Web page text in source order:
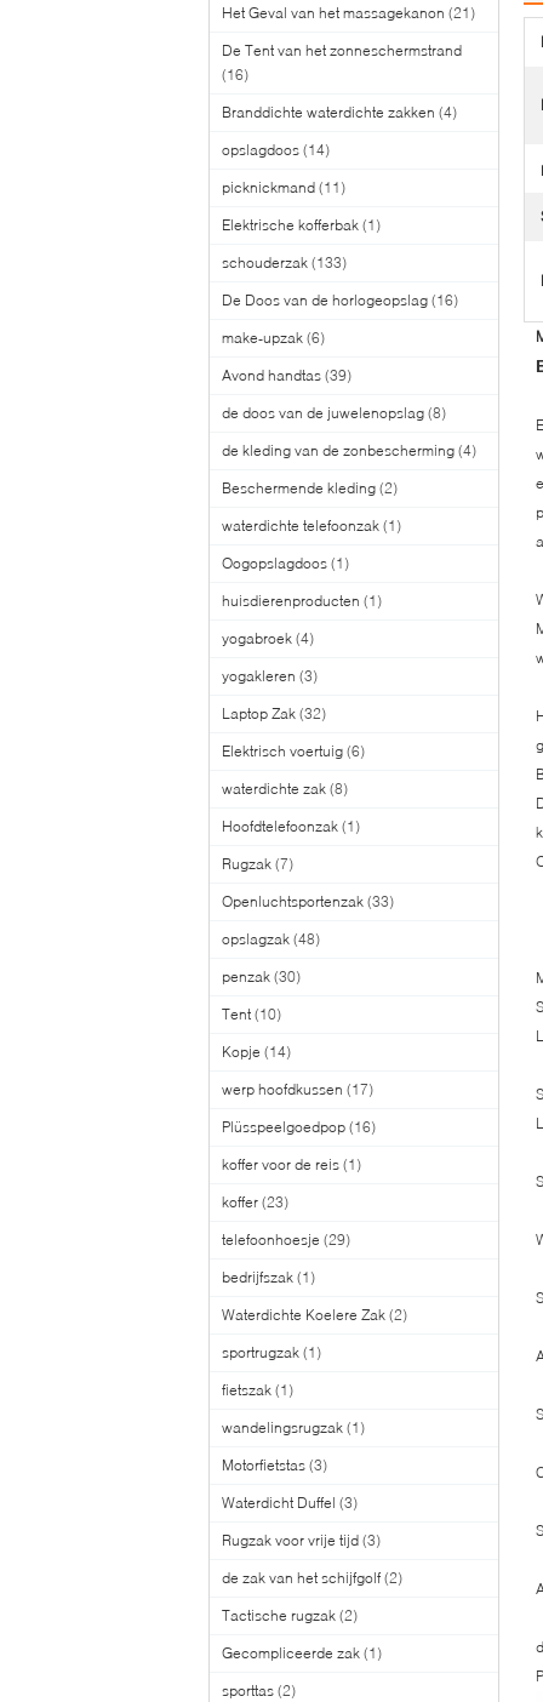
Het Geval van het massagekanon (21)
De Tent van het zonneschermstrand
(16)
Branddichte waterdichte zakken (4)
opslagdoos (14)
picknickmand (11)
Elektrische kofferbak (1)
schouderzak (133)
De Doos van de horlogeopslag (16)
make-upzak (6)
Avond handtas (39)
de doos van de juwelenopslag (8)
de kleding van de zonbescherming (4)
Beschermende kleding (2)
waterdichte telefoonzak (1)
Oogopslagdoos (1)
huisdierenproducten (1)
yogabroek (4)
yogakleren (3)
Laptop Zak (32)
Elektrisch voertuig (6)
waterdichte zak (8)
Hoofdtelefoonzak (1)
Rugzak (7)
Openluchtsportenzak (33)
opslagzak (48)
penzak (30)
Tent (10)
Kopje (14)
werp hoofdkussen (17)
Plüsspeelgoedpop (16)
koffer voor de reis (1)
koffer (23)
telefoonhoesje (29)
bedrijfszak (1)
Waterdichte Koelere Zak (2)
sportrugzak (1)
fietszak (1)
wandelingsrugzak (1)
Motorfietstas (3)
Waterdicht Duffel (3)
Rugzak voor vrije tijd (3)
de zak van het schijfgolf (2)
Tactische rugzak (2)
Gecompliceerde zak (1)
sporttas (2)